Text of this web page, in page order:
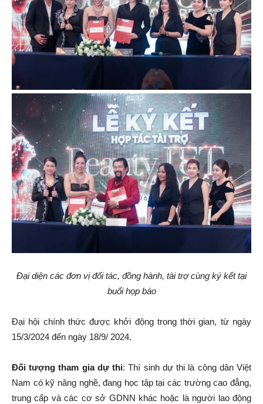
Đại diện các đơn vị đối tác, đồng hành, tài trợ cùng ký kết tại
buổi họp báo
Đại hội chính thức được khởi động trong thời gian, từ ngày
15/3/2024 đến ngày 18/9/ 2024.
Đối tượng tham gia dự thi: Thí sinh dự thi là công dân Việt
Nam có kỹ năng nghề, đang học tập tại các trường cao đẳng,
trung cấp và các cơ sở GDNN khác hoặc là người lao động